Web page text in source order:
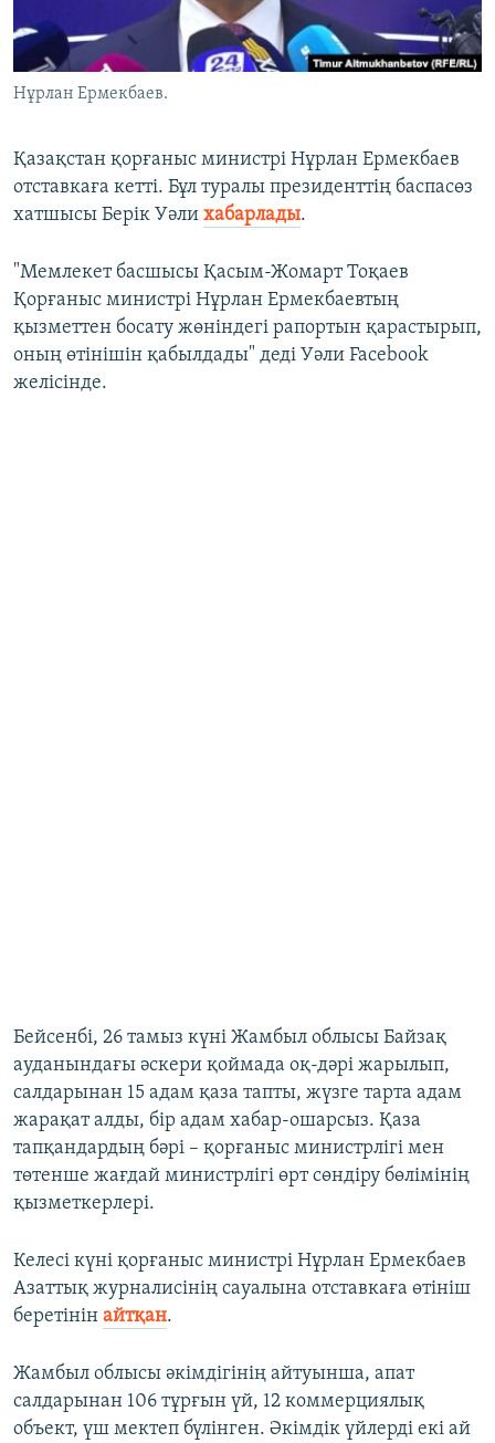
Нұрлан Ермекбаев.
Қазақстан қорғаныс министрі Нұрлан Ермекбаев
отставкаға кетті. Бұл туралы президенттің баспасөз
хатшысы Берік Уәли хабарлады.
"Мемлекет басшысы Қасым-Жомарт Тоқаев
Қорғаныс министрі Нұрлан Ермекбаевтың
қызметтен босату жөніндегі рапортын қарастырып,
оның өтінішін қабылдады" деді Уәли Facebook
желісінде.
Бейсенбі, 26 тамыз күні Жамбыл облысы Байзақ
ауданындағы әскери қоймада оқ-дәрі жарылып,
салдарынан 15 адам қаза тапты, жүзге тарта адам
жарақат алды, бір адам хабар-ошарсыз. Қаза
тапқандардың бәрі – қорғаныс министрлігі мен
төтенше жағдай министрлігі өрт сөндіру бөлімінің
қызметкерлері.
Келесі күні қорғаныс министрі Нұрлан Ермекбаев
Азаттық журналисінің сауалына отставкаға өтініш
беретінін айтқан.
Жамбыл облысы әкімдігінің айтуынша, апат
салдарынан 106 тұрғын үй, 12 коммерциялық
объект, үш мектеп бүлінген. Әкімдік үйлерді екі ай